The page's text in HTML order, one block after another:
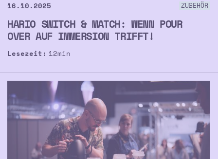
16.10.2025 ZUBEHÖR
HARIO SWITCH & MATCH: WENN POUR
OVER AUF IMMERSION TRIFFT!
Lesezeit: 12min